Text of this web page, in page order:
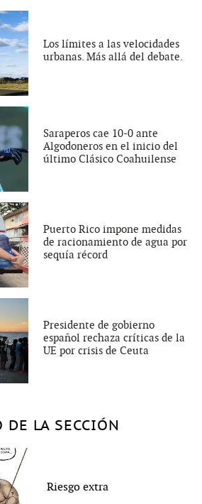
Los límites a las velocidades
urbanas. Más allá del debate.
Saraperos cae 10-0 ante
Algodoneros en el inicio del
último Clásico Coahuilense
Puerto Rico impone medidas
de racionamiento de agua por
sequía récord
Presidente de gobierno
español rechaza críticas de la
UE por crisis de Ceuta
DE LA SECCIÓN
Riesgo extra